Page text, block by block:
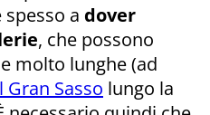
a dover
, che possono
molto lunghe (ad
Sasso lungo la